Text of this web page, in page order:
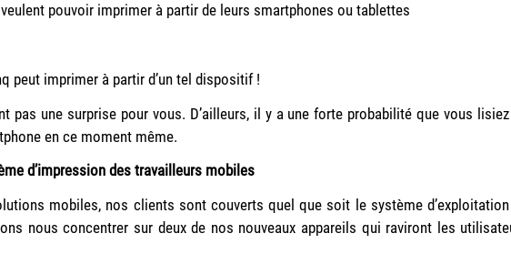
pouvoir imprimer à partir de leurs smartphones ou tablettes
peut imprimer à partir d’un tel dispositif !
pas une surprise pour vous. D’ailleurs, il y a une forte probabilité que vous
en ce moment même.
d’impression des travailleurs mobiles
mobiles, nos clients sont couverts quel que soit le système
nous concentrer sur deux de nos nouveaux appareils qui raviront les